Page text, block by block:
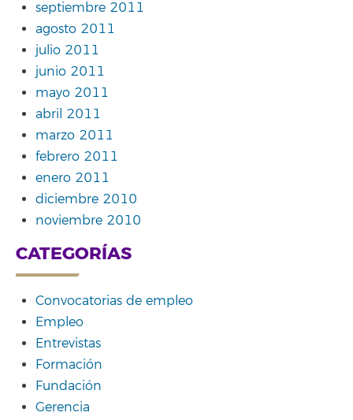
septiembre 2011
agosto 2011
julio 2011
junio 2011
mayo 2011
abril 2011
marzo 2011
febrero 2011
enero 2011
diciembre 2010
noviembre 2010
CATEGORÍAS
Convocatorias de empleo
Empleo
Entrevistas
Formación
Fundación
Gerencia